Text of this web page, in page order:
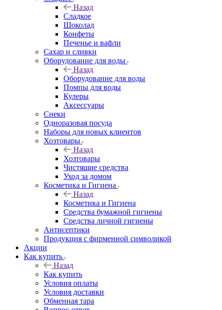
Назад
Сладкое
Шоколад
Конфеты
Печенье и вафли
Сахар и сливки
Оборудование для воды
Назад
Оборудование для воды
Помпы для воды
Кулеры
Аксессуары
Снеки
Одноразовая посуда
Наборы для новых клиентов
Хозтовары
Назад
Хозтовары
Чистящие средства
Уход за домом
Косметика и Гигиена
Назад
Косметика и Гигиена
Средства бумажной гигиены
Средства личной гигиены
Антисептики
Продукция с фирменной символикой
Акции
Как купить
Назад
Как купить
Условия оплаты
Условия доставки
Обменная тара